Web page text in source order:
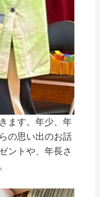
ます。年少、年
の思い出のお話
ントや、年長さ